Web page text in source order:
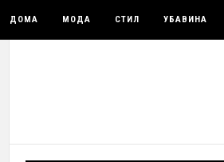
ДОМА МОДА СТИЛ УБАВИНА